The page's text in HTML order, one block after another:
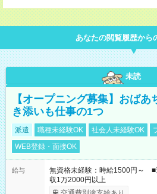
あなたの閲覧履歴から
未読
【オープニング募集】おば
き添いも仕事の1つ
派遣 職種未経験OK 社会人未経験OK
WEB登録・面接OK
給与
無資格未経験：時給1500円～
収1万2000円以上